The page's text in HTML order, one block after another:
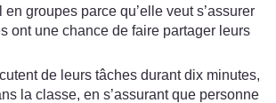
groupes parce qu’elle veut s’assurer
ont une chance de faire partager leurs
de leurs tâches durant dix minutes,
la classe, en s’assurant que personne